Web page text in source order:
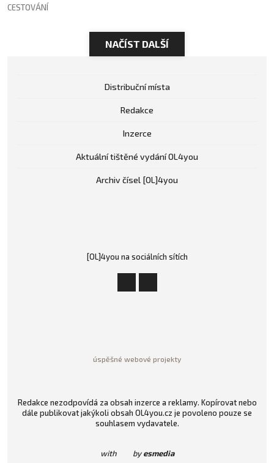
CESTOVÁNÍ
NAČÍST DALŠÍ
Distribuční místa
Redakce
Inzerce
Aktuální tištěné vydání OL4you
Archiv čísel [OL]4you
[OL]4you na sociálních sítích
úspěšné webové projekty
Redakce nezodpovídá za obsah inzerce a reklamy. Kopírovat nebo
dále publikovat jakýkoli obsah OL4you.cz je povoleno pouze se
souhlasem vydavatele.
with byesmedia